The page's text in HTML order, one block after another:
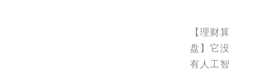
【理财算
盘】它没
有人工智